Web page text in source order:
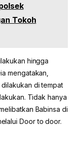
Tokoh
hingga
mengatakan,
di tempat
Tidak hanya
Babinsa di
Door to door.